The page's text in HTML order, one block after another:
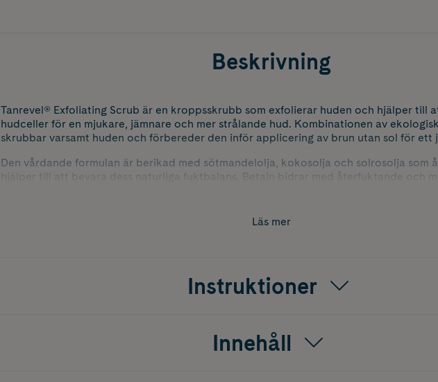
Beskrivning
Tanrevel® Exfoliating Scrub är en kroppsskrubb som exfolierar huden och hjälper till
hudceller för en mjukare, jämnare och mer strålande hud. Kombinationen av
skrubbar varsamt huden och förbereder den inför applicering av brun utan sol för ett
Den vårdande formulan är berikad med sötmandelolja, kokosolja och solrosolja som
hjälper till att bevara dess naturliga fuktbalans. Betain bidrar med återfuktande och
Läs mer
Instruktioner
Innehåll